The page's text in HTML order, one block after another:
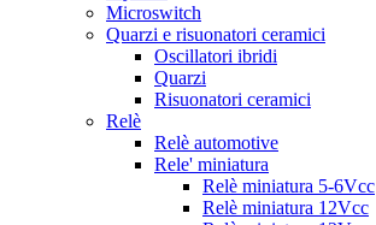
Microswitch
Quarzi e risuonatori ceramici
Oscillatori ibridi
Quarzi
Risuonatori ceramici
Relè
Relè automotive
Rele' miniatura
Relè miniatura 5-6Vcc
Relè miniatura 12Vcc